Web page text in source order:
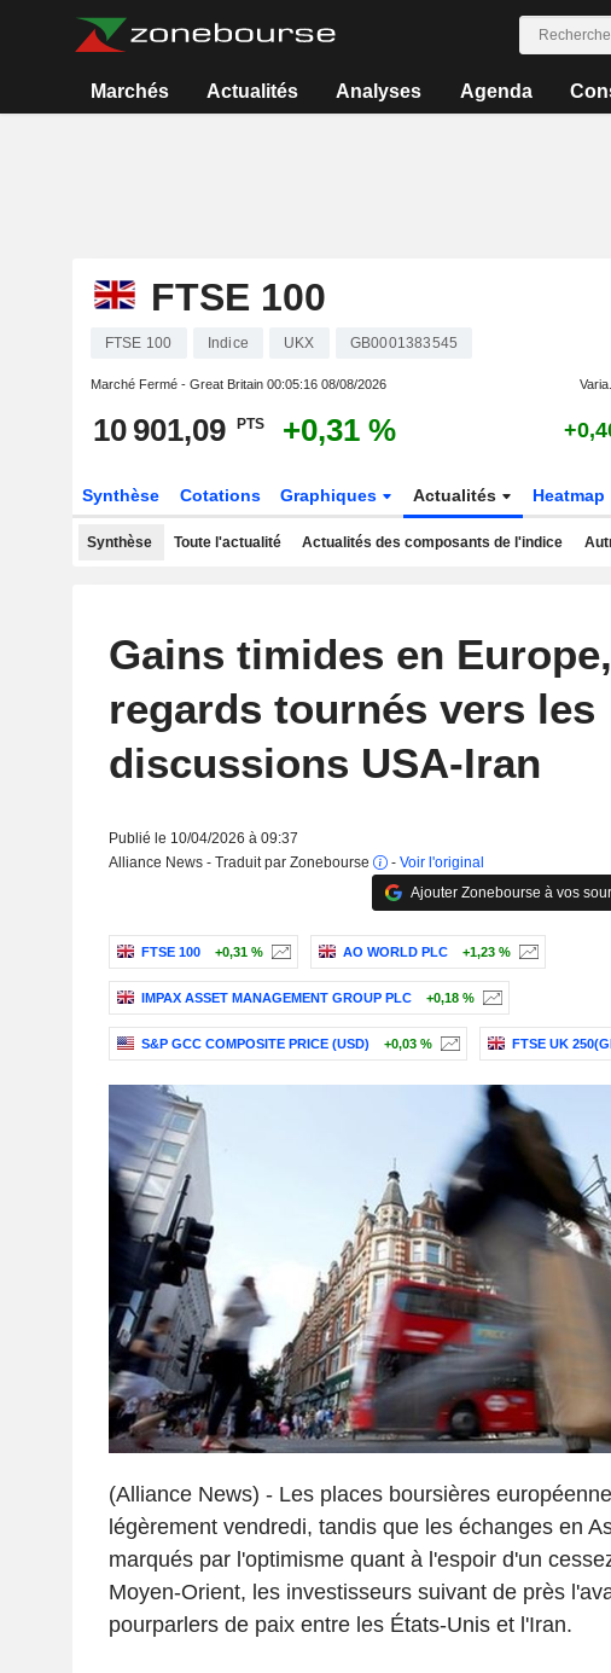
Marchés Actualités Analyses Agenda
FTSE 100
FTSE 100 Indice UKX GB0001383545
Marché Fermé - Great Britain 00:05:16 08/08/2026
10 901,09 PTS +0,31 %
Synthèse Cotations Graphiques Actualités Heatmap
Synthèse Toute l'actualité Actualités des composants de l'indice
Gains timides en
regards tournés vers les
discussions USA-Iran
Publié le 10/04/2026 à 09:37
Alliance News - Traduit par Zonebourse
- Voir l'original
Ajouter Zonebourse à vos
FTSE 100 +0,31 % AO WORLD PLC +1,23 %
IMPAX ASSET MANAGEMENT GROUP PLC +0,18 %
S&P GCC COMPOSITE PRICE (USD) +0,03 % FTSE UK
(Alliance News) - Les places boursières
légèrement vendredi, tandis que les échanges en
marqués par l'optimisme quant à l'espoir d'un
Moyen-Orient, les investisseurs suivant de près
pourparlers de paix entre les États-Unis et l'Iran.